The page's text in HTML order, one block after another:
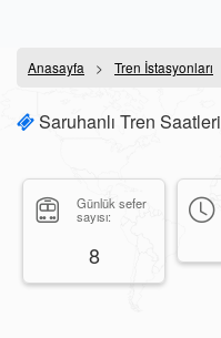
Anasayfa Tren İstasyonları
Saruhanlı Tren Saatleri
Günlük sefer
sayısı:
8